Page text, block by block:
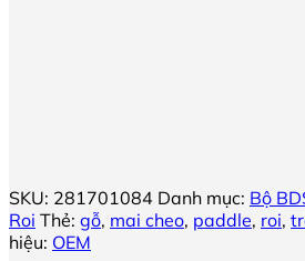
SKU: 281701084 Danh mục: Bộ
Roi Thẻ: gỗ, mai cheo, paddle, roi,
hiệu: OEM